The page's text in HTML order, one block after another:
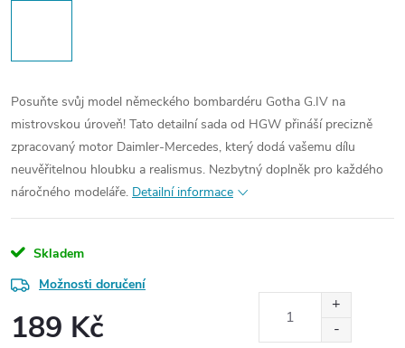
Posuňte svůj model německého bombardéru Gotha G.IV na
mistrovskou úroveň! Tato detailní sada od HGW přináší precizně
zpracovaný motor Daimler-Mercedes, který dodá vašemu dílu
neuvěřitelnou hloubku a realismus. Nezbytný doplněk pro každého
náročného modeláře. Detailní informace
Skladem
Možnosti doručení
189 Kč